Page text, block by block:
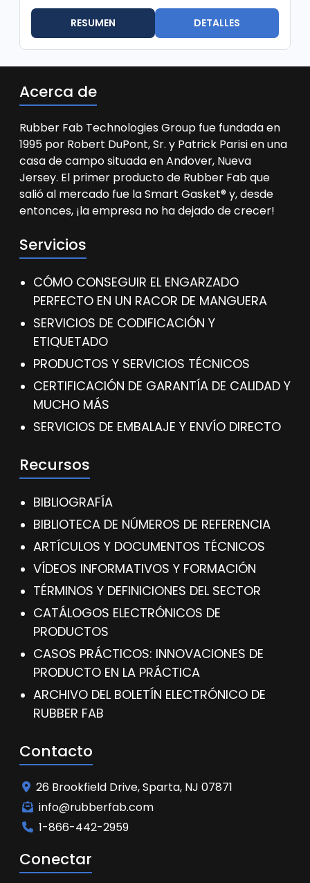
RESUMEN DETALLES
Acerca de
Rubber Fab Technologies Group fue fundada en
1995 por Robert DuPont, Sr. y Patrick Parisi en una
casa de campo situada en Andover, Nueva
Jersey. El primer producto de Rubber Fab que
salió al mercado fue la Smart Gasket® y, desde
entonces, ¡la empresa no ha dejado de crecer!
Servicios
CÓMO CONSEGUIR EL ENGARZADO
PERFECTO EN UN RACOR DE MANGUERA
SERVICIOS DE CODIFICACIÓN Y
ETIQUETADO
PRODUCTOS Y SERVICIOS TÉCNICOS
CERTIFICACIÓN DE GARANTÍA DE CALIDAD Y
MUCHO MÁS
SERVICIOS DE EMBALAJE Y ENVÍO DIRECTO
Recursos
BIBLIOGRAFÍA
BIBLIOTECA DE NÚMEROS DE REFERENCIA
ARTÍCULOS Y DOCUMENTOS TÉCNICOS
VÍDEOS INFORMATIVOS Y FORMACIÓN
TÉRMINOS Y DEFINICIONES DEL SECTOR
CATÁLOGOS ELECTRÓNICOS DE
PRODUCTOS
CASOS PRÁCTICOS: INNOVACIONES DE
PRODUCTO EN LA PRÁCTICA
ARCHIVO DEL BOLETÍN ELECTRÓNICO DE
RUBBER FAB
Contacto
26 Brookfield Drive, Sparta, NJ 07871
info@rubberfab.com
1-866-442-2959
Conectar